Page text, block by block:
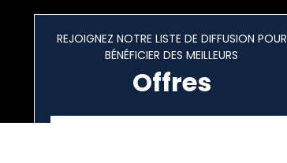
REJOIGNEZ NOTRE LISTE DE DIFFUSION POUR
BÉNÉFICIER DES MEILLEURS
Offres